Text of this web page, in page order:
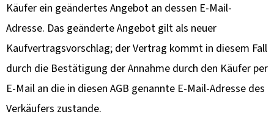
Käufer ein geändertes Angebot an dessen E-Mail-
Adresse. Das geänderte Angebot gilt als neuer
Kaufvertragsvorschlag; der Vertrag kommt in diesem Fall
durch die Bestätigung der Annahme durch den Käufer per
E-Mail an die in diesen AGB genannte E-Mail-Adresse des
Verkäufers zustande.